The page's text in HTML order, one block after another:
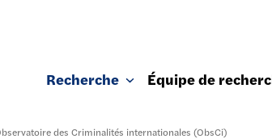
Recherche Équipe de
des Criminalités internationales (ObsCi)